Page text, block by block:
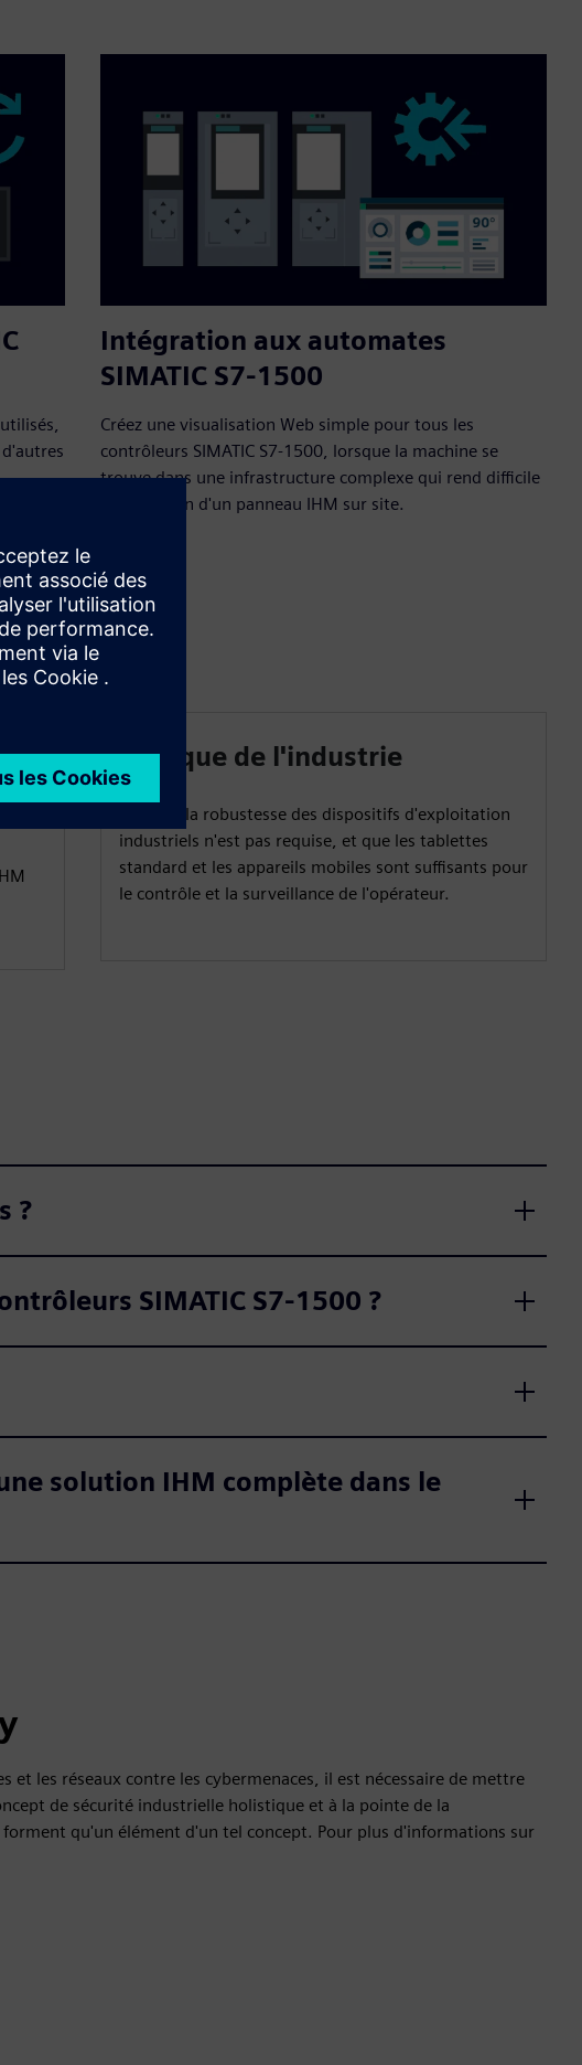
Intégration aux automates
SIMATIC S7-1500
Créez une visualisation Web simple pour tous les
contrôleurs SIMATIC S7-1500, lorsque la machine se
trouve dans une infrastructure complexe qui rend difficile
l'installation d'un panneau IHM sur site.
Plus que de l'industrie
Lorsque la robustesse des dispositifs d'exploitation
industriels n'est pas requise, et que les tablettes
standard et les appareils mobiles sont suffisants pour
le contrôle et la surveillance de l'opérateur.
?
SIMATIC S7-1500 ?
solution IHM complète dans le
et les réseaux contre les cybermenaces, il est nécessaire de mettre
de sécurité industrielle holistique et à la pointe de la
qu'un élément d'un tel concept. Pour plus d'informations sur